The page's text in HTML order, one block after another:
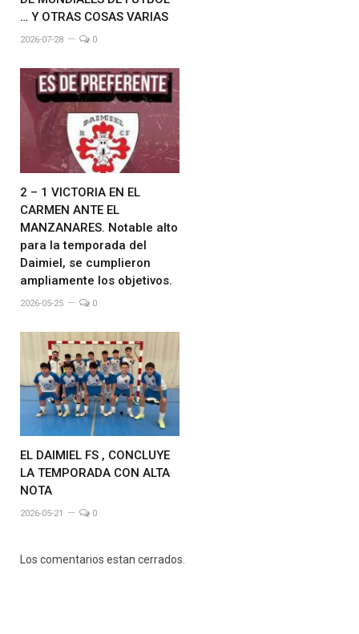
… Y OTRAS COSAS VARIAS
2026-07-28 0
2 – 1 VICTORIA EN EL
CARMEN ANTE EL
MANZANARES. Notable alto
para la temporada del
Daimiel, se cumplieron
ampliamente los objetivos.
2026-05-25 0
EL DAIMIEL FS , CONCLUYE
LA TEMPORADA CON ALTA
NOTA
2026-05-21 0
Los comentarios estan cerrados.